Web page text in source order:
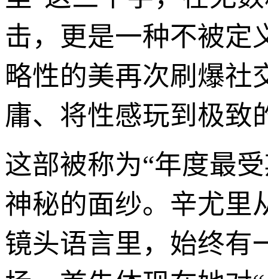
击，更是一种不被定
略性的美再次刷爆社
庸、将性感玩到极致
这部被称为“年度最
神秘的面纱。辛尤里
镜头语言里，始终有